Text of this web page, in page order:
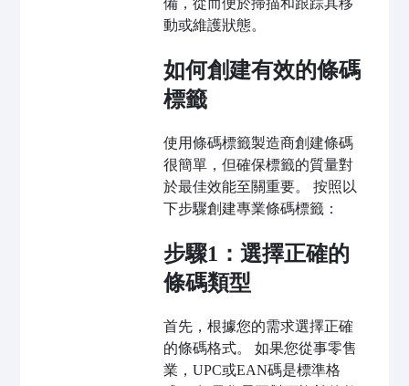
備，從而便於掃描和跟踪其移
動或維護狀態。
如何創建有效的條碼
標籤
使用條碼標籤製造商創建條碼
很簡單，但確保標籤的質量對
於最佳效能至關重要。 按照以
下步驟創建專業條碼標籤：
步驟1：選擇正確的
條碼類型
首先，根據您的需求選擇正確
的條碼格式。 如果您從事零售
業，UPC或EAN碼是標準格